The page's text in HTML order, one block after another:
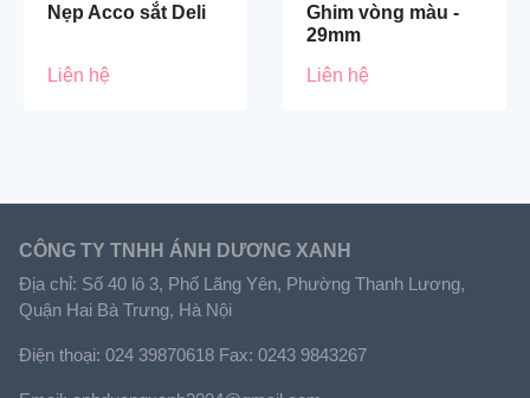
Nẹp Acco sắt Deli
Liên hệ
Ghim vòng màu -
29mm
Liên hệ
CÔNG TY TNHH ÁNH DƯƠNG XANH
Địa chỉ: Số 40 lô 3, Phố Lãng Yên, Phường Thanh Lương,
Quận Hai Bà Trưng, Hà Nội
Điện thoại: 024 39870618 Fax: 0243 9843267